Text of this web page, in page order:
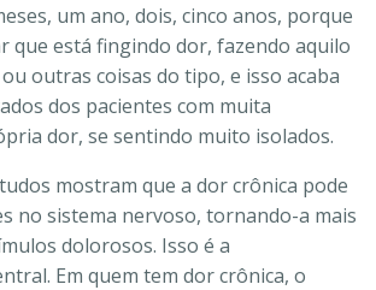
um ano, dois, cinco anos, porque
que está fingindo dor, fazendo aquilo
outras coisas do tipo, e isso acaba
dos pacientes com muita
dor, se sentindo muito isolados.
mostram que a dor crônica pode
no sistema nervoso, tornando-a mais
dolorosos. Isso é a
Em quem tem dor crônica, o